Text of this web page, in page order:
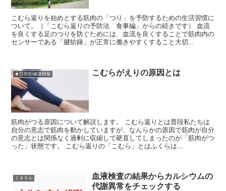
こむら返りを始めとする筋肉の「つり」を予防するための生活習慣に
ついて。（「こむら返りの予防法 食事編」からの続きです） 血流
を良くする足のつりを防ぐためには、血流を良くすることで筋肉内の
センサーである「腱紡錘」が正常に働きやすくすること大切...
★目的別健康情報 こむらがえりの原因とは
筋肉がつる原因について解説します。 こむら返りとは普段私たちは
自分の意志で筋肉を動かしていますが、なんらかの原因で筋肉が自分
の意志とは関係なく過剰に収縮して硬直してしまったのが「筋肉がつ
った」状態です。 こむら返りの「こむら」とはふくらは...
ミネラル
血液検査の結果からカルシウムの
代謝異常をチェックする